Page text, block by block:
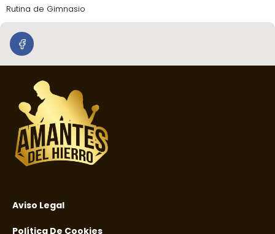
Rutina de Gimnasio
Aviso Legal
Política De Cookies